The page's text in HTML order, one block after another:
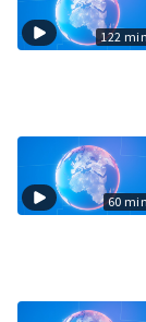
122 min
60 min